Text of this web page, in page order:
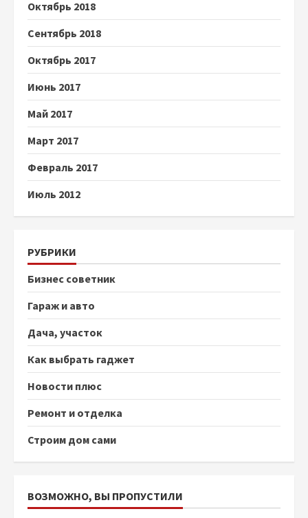
Октябрь 2018
Сентябрь 2018
Октябрь 2017
Июнь 2017
Май 2017
Март 2017
Февраль 2017
Июль 2012
РУБРИКИ
Бизнес советник
Гараж и авто
Дача, участок
Как выбрать гаджет
Новости плюс
Ремонт и отделка
Строим дом сами
ВОЗМОЖНО, ВЫ ПРОПУСТИЛИ